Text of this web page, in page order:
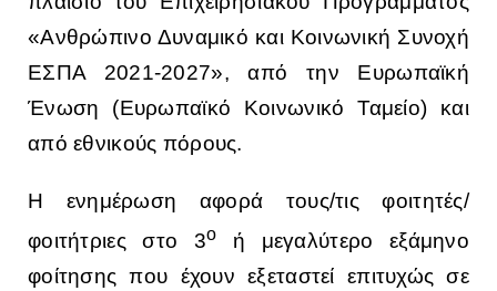
«Ανθρώπινο Δυναμικό και Κοινωνική Συνοχή
ΕΣΠΑ 2021-2027», από την Ευρωπαϊκή
Ένωση (Ευρωπαϊκό Κοινωνικό Ταμείο) και
από εθνικούς πόρους.
Η ενημέρωση αφορά τους/τις φοιτητές/
φοιτήτριες στο 3ο
ή μεγαλύτερο εξάμηνο
φοίτησης που έχουν εξεταστεί επιτυχώς σε